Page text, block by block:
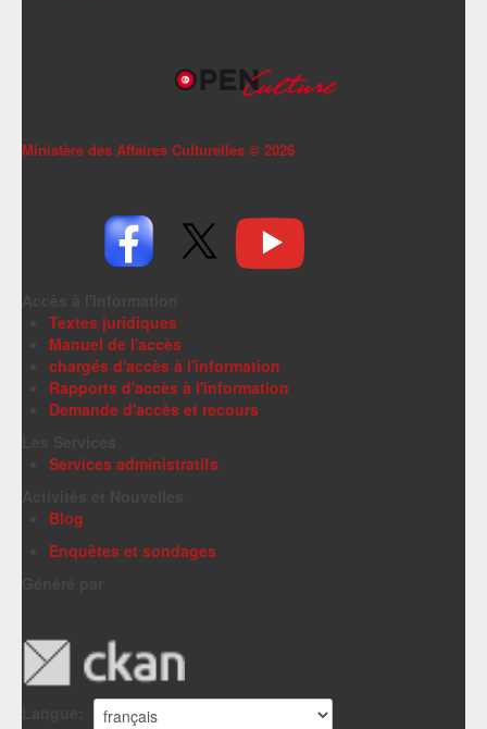
Ministère des Affaires Culturelles © 2026
Textes juridiques
Manuel de l'accès
chargés d'accès à l'information
Rapports d'accès à l'information
Demande d'accès et recours
Services administratifs
Blog
Enquêtes et sondages